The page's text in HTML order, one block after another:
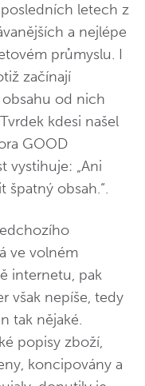
letech z
a nejlépe
průmyslu. I
začínají
od nich
kdesi našel
GOOD
vystihuje: „Ani
špatný obsah.“.
ve volném
internetu, pak
však nepíše, tedy
tak nějaké.
popisy zboží,
koncipovány a